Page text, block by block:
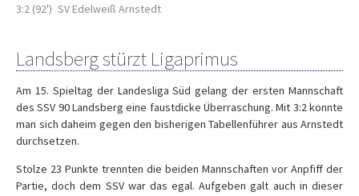
3:2 (92') SV Edelweiß Arnstedt
Landsberg stürzt Ligaprimus
Am 15. Spieltag der Landesliga Süd gelang der ersten Mannschaft
des SSV 90 Landsberg eine faustdicke Überraschung. Mit 3:2 konnte
man sich daheim gegen den bisherigen Tabellenführer aus Arnstedt
durchsetzen.
Stolze 23 Punkte trennten die beiden Mannschaften vor Anpfiff der
Partie, doch dem SSV war das egal. Aufgeben galt auch in dieser